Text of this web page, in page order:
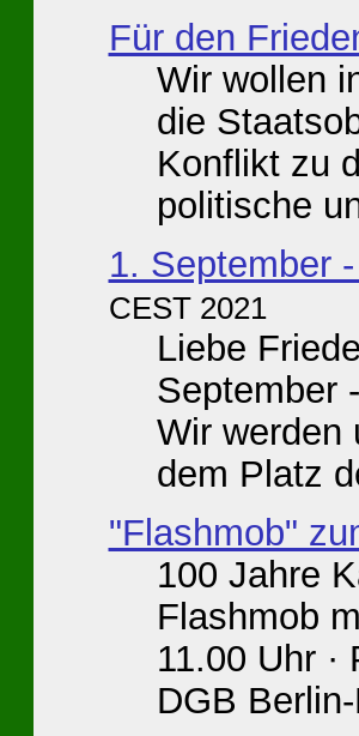
Für den
Wir wollen
die
Konflikt zu
politische
1. September
CEST 2021
Liebe
September
Wir werden
dem Platz
"Flashmob"
100 Jahre
Flashmob
11.00 Uhr
DGB